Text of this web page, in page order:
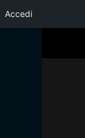
Accedi